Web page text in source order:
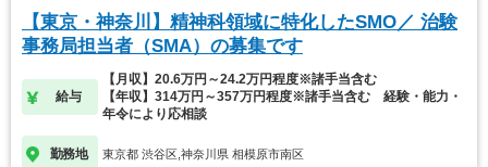
【東京・神奈川】精神科領域に特化したSMO／ 治験
事務局担当者（SMA）の募集です
給与
【月収】20.6万円～24.2万円程度※諸手当含む
【年収】314万円～357万円程度※諸手当含む 経験・能力・
年令により応相談
勤務地 東京都 渋谷区,神奈川県 相模原市南区